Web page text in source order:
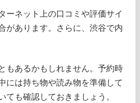
ーネット上の口コミや評価サイ
があります。さらに、渋谷で内
もあるかもしれません。予約時
には持ち物や読み物を準備して
も確認しておきましょう。